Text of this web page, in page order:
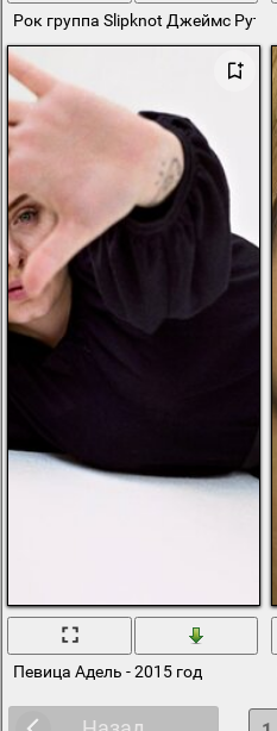
Рок группа Slipknot Джеймс Рут
Певица Адель - 2015 год